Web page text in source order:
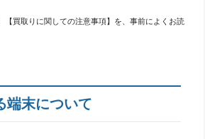
買取りに関しての注意事項】を、事前によくお読
端末について